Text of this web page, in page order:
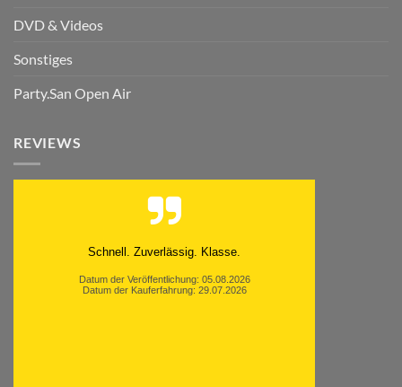
DVD & Videos
Sonstiges
Party.San Open Air
REVIEWS
Moinsen, hat alles super geklappt. Danke ans
Datum der Veröffentlichung: 05.08.2026